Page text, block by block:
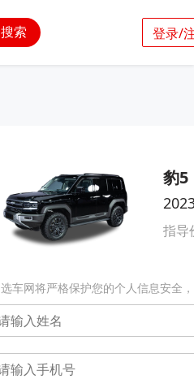
搜索 登录/
豹5
指导
选车网将严格保护您的个人信息安全